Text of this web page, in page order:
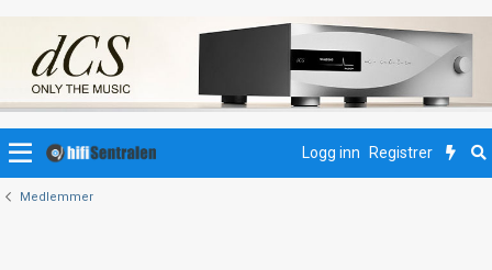
Logg inn Registrer
Medlemmer